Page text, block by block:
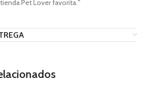
Pet Lover favorita.”